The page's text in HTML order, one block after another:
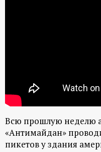
п
о
Всю прошлую неделю
«Антимайдан»
пикетов у здания